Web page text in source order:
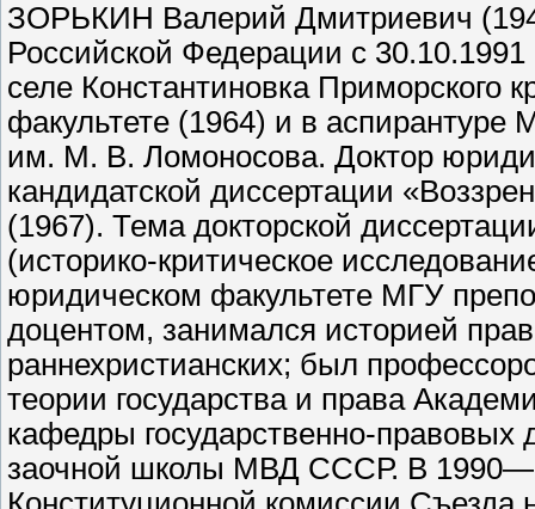
ЗОРЬКИН Валерий Дмитриевич
Российской Федерации с 30.10.1991
селе Константиновка Приморского
факультете (1964) и в аспирантуре
им. М. В. Ломоносова. Доктор
кандидатской диссертации
(1967). Тема докторской
(историко-критическое
юридическом факультете МГУ
доцентом, занимался историей
раннехристианских; был
теории государства и права
кафедры государственно-
заочной школы МВД СССР. В